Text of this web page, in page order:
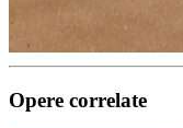
Opere correlate